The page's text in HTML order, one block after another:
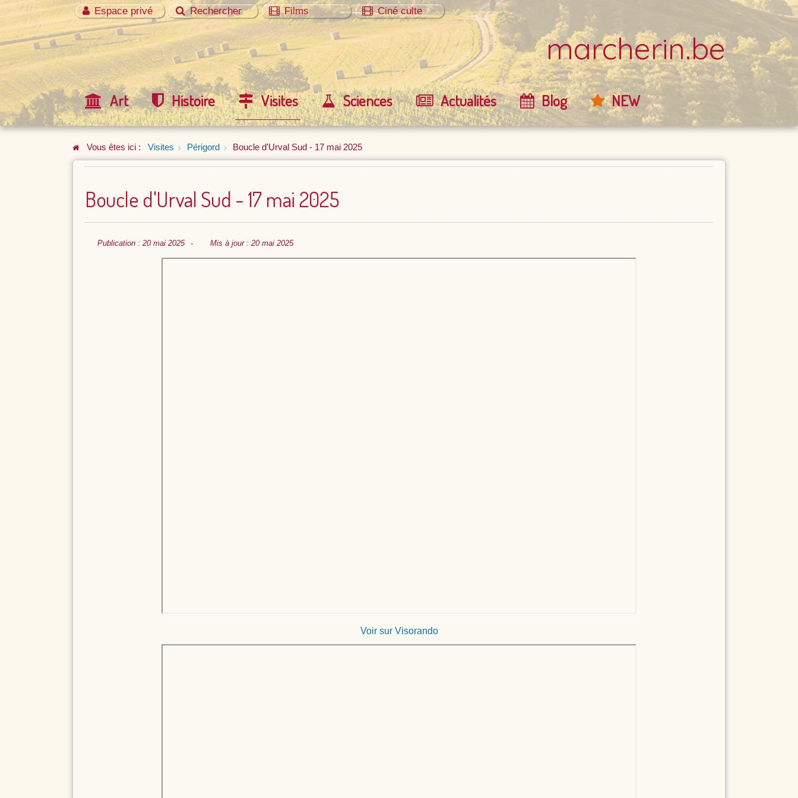
Espace privé Rechercher Films Ciné culte
marcherin.be
Art Histoire Visites Sciences Actualités Blog NEW
Vous êtes ici : Visites Périgord Boucle d'Urval Sud - 17 mai 2025
Boucle d'Urval Sud - 17 mai 2025
Publication : 20 mai 2025 Mis à jour : 20 mai 2025
Voir sur Visorando